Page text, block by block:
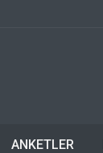
ANKETLER